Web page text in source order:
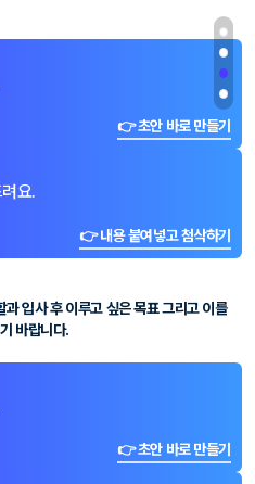
👉 초안 바로 만들기
요.
👉 내용 붙여넣고 첨삭하기
입사 후 이루고 싶은 목표 그리고 이를
바랍니다.
👉 초안 바로 만들기